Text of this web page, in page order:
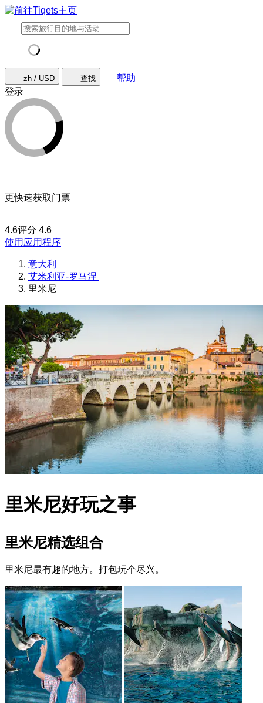
zh / USD 查找
帮助
登录
更快速获取门票
4.6评分 4.6
使用应用程序
意大利
艾米利亚-罗马涅
里米尼
里米尼好玩之事
里米尼精选组合
里米尼最有趣的地方。打包玩个尽兴。